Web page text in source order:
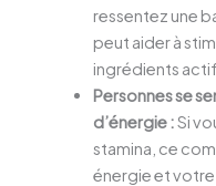
ressentez une
peut aider à
ingrédients
Personnes se
d’énergie :Si
stamina, ce
énergie et votre